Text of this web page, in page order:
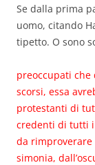
Se dalla prima
uomo, citando
tipetto. O sono
preoccupati
scorsi, essa
protestanti di
credenti di tutti i
da rimproverare
simonia,